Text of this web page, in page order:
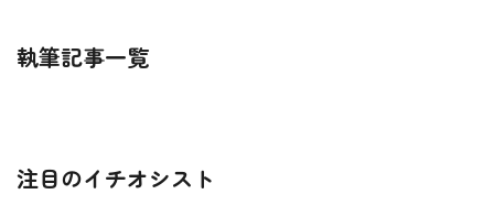
執筆記事一覧
注目のイチオシスト